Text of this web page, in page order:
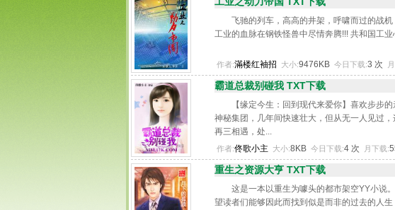
飞驰的列车，高高的井架，呼啸而过的战
工业的血脉在钢铁怪兽中尽情奔腾!!! 共和国工
作者:滿楼红袖招 大小:9476KB 今日下载:3 次
霸道总裁别碰我 TXT下载
【缘定今生：回到现代来爱你】喜欢步步
神秘集团，几年间快速壮大，但从无一人见过
再三相遇，处...
作者:佟歌小主 大小:8KB 今日下载:4 次 月下载:
重生之资源大亨 TXT下载
这是一本以重生为噱头的都市架空YY小说
望读者们能够因此而找到似是而非的过去的人